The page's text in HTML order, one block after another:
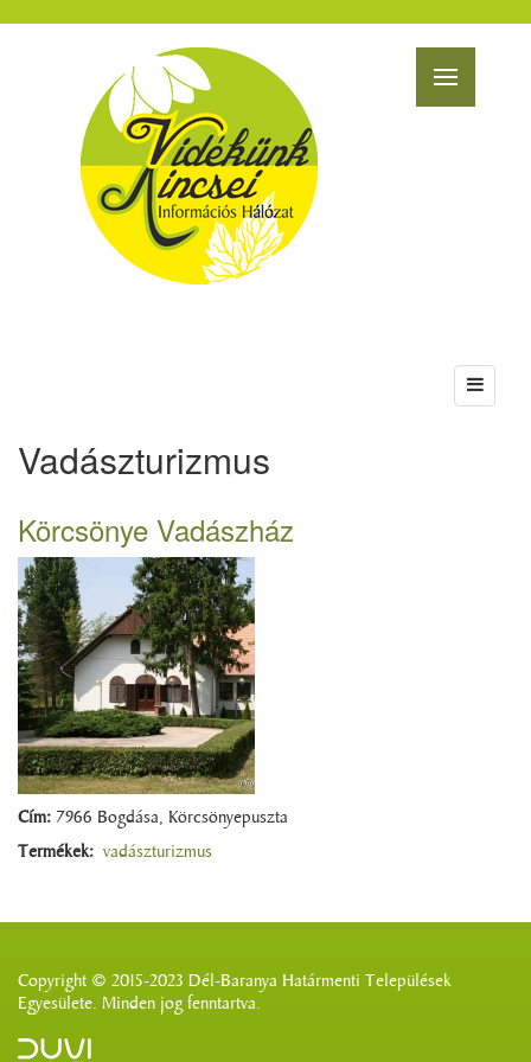
Vadászturizmus
Körcsönye Vadászház
Cím: 7966 Bogdása, Körcsönyepuszta
Termékek: vadászturizmus
Copyright © 2015-2023 Dél-Baranya Határmenti Települések
Egyesülete. Minden jog fenntartva.